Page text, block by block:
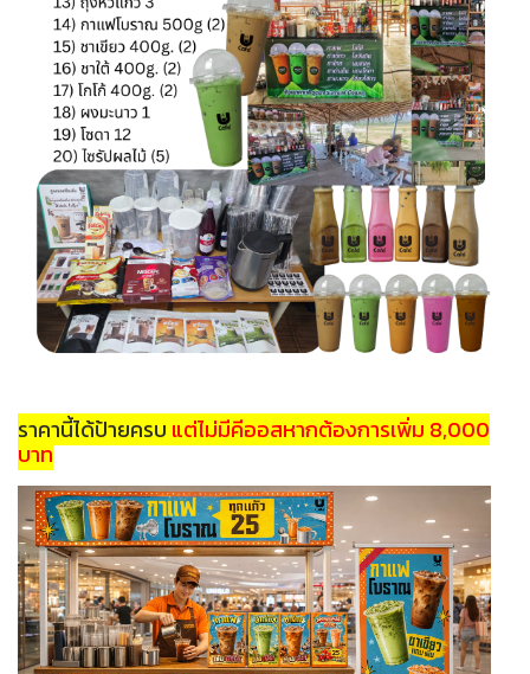
ราคานี้ได้ป้ายครบ แต่ไม่มีคีออสหากต้องการเพิ่ม 8,000
บาท